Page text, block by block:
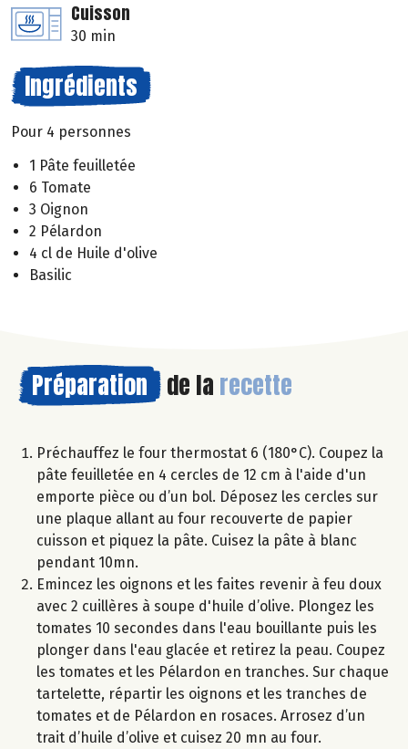
Cuisson
30 min
Ingrédients
Pour 4 personnes
1 Pâte feuilletée
6 Tomate
3 Oignon
2 Pélardon
4 cl de Huile d'olive
Basilic
Préparation de la recette
Préchauffez le four thermostat 6 (180°C). Coupez la
pâte feuilletée en 4 cercles de 12 cm à l'aide d'un
emporte pièce ou d’un bol. Déposez les cercles sur
une plaque allant au four recouverte de papier
cuisson et piquez la pâte. Cuisez la pâte à blanc
pendant 10mn.
Emincez les oignons et les faites revenir à feu doux
avec 2 cuillères à soupe d'huile d’olive. Plongez les
tomates 10 secondes dans l'eau bouillante puis les
plonger dans l'eau glacée et retirez la peau. Coupez
les tomates et les Pélardon en tranches. Sur chaque
tartelette, répartir les oignons et les tranches de
tomates et de Pélardon en rosaces. Arrosez d’un
trait d’huile d’olive et cuisez 20 mn au four.